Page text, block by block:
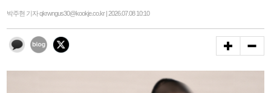
박주현 기자 qkrwngus30@kookje.co.kr | 2026.07.08 10:10